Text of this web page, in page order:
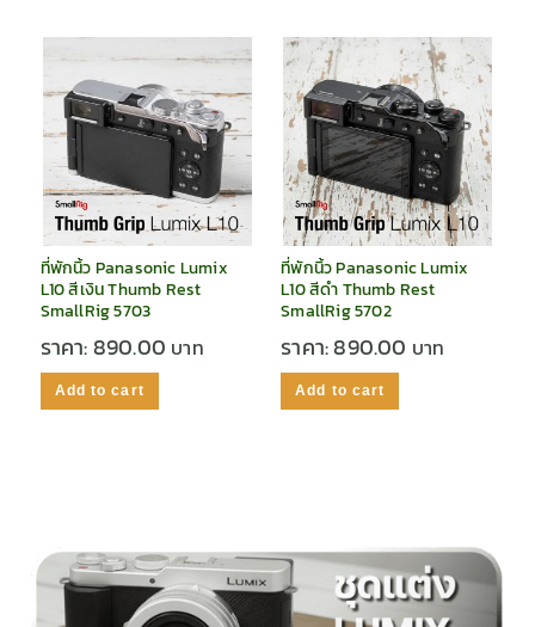
ที่พักนิ้ว Panasonic Lumix
L10 สีเงิน Thumb Rest
SmallRig 5703
ราคา:890.00
Add to cart
ที่พักนิ้ว Panasonic Lumix
L10 สีดำ Thumb Rest
SmallRig 5702
ราคา:890.00
Add to cart